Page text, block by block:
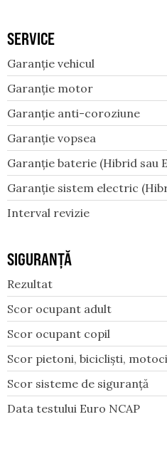
SERVICE
Garanție vehicul
Garanție motor
Garanție anti-coroziune
Garanție vopsea
Garanție baterie (Hibrid sau
Garanție sistem electric
Interval revizie
SIGURANȚĂ
Rezultat
Scor ocupant adult
Scor ocupant copil
Scor pietoni, bicicliști,
Scor sisteme de siguranță
Data testului Euro NCAP